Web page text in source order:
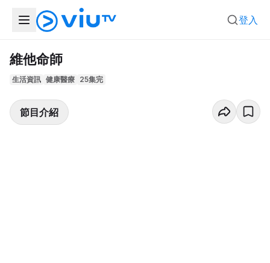
登入
維他命師
生活資訊 健康醫療 25集完
節目介紹